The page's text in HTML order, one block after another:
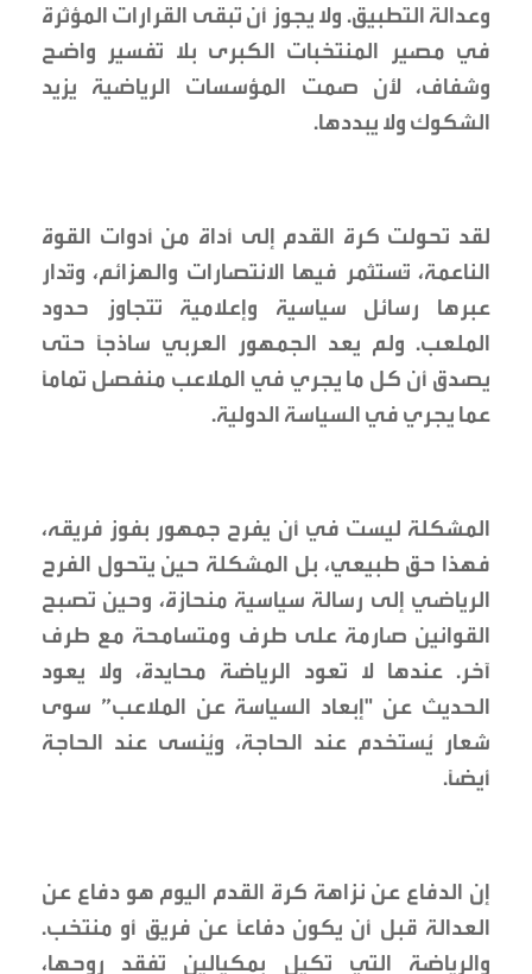
وعدالة التطبيق. ولا يجوز أن تبقى القرارات المؤثرة
في مصير المنتخبات الكبرى بلا تفسير واضح
وشفاف، لأن صمت المؤسسات الرياضية يزيد
الشكوك ولا يبددها.
لقد تحولت كرة القدم إلى أداة من أدوات القوة
الناعمة، تُستثمر فيها الانتصارات والهزائم، وتُدار
عبرها رسائل سياسية وإعلامية تتجاوز حدود
الملعب. ولم يعد الجمهور العربي ساذجاً حتى
يصدق أن كل ما يجري في الملاعب منفصل تماماً
عما يجري في السياسة الدولية.
المشكلة ليست في أن يفرح جمهور بفوز فريقه،
فهذا حق طبيعي، بل المشكلة حين يتحول الفرح
الرياضي إلى رسالة سياسية منحازة، وحين تصبح
القوانين صارمة على طرف ومتسامحة مع طرف
آخر. عندها لا تعود الرياضة محايدة، ولا يعود
الحديث عن "إبعاد السياسة عن الملاعب” سوى
شعار يُستخدم عند الحاجة، ويُنسى عند الحاجة
أيضاً.
إن الدفاع عن نزاهة كرة القدم اليوم هو دفاع عن
العدالة قبل أن يكون دفاعاً عن فريق أو منتخب.
والرياضة التي تكيل بمكيالين تفقد روحها،